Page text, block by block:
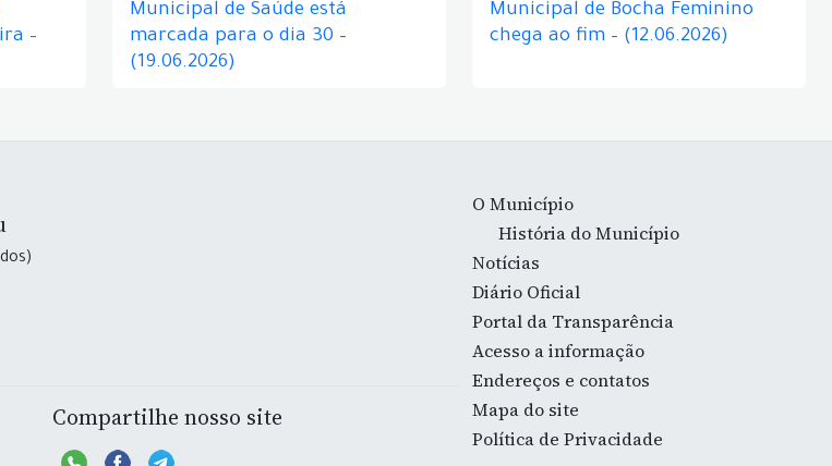
–
Municipal de Saúde está
marcada para o dia 30 –
(19.06.2026)
Municipal de Bocha Feminino
chega ao fim – (12.06.2026)
Compartilhe nosso site
O Município
História do Município
Notícias
Diário Oficial
Portal da Transparência
Acesso a informação
Endereços e contatos
Mapa do site
Política de Privacidade